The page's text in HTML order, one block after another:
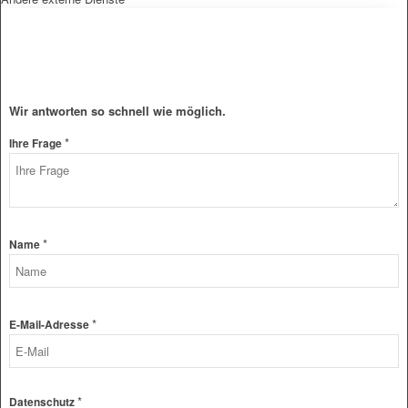
Wir antworten so schnell wie möglich.
Ihre Frage*
Layout
Name*
E-Mail-Adresse*
Datenschutz*